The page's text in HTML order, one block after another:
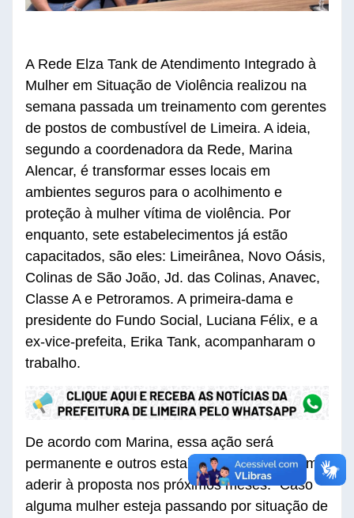
A Rede Elza Tank de Atendimento Integrado à
Mulher em Situação de Violência realizou na
semana passada um treinamento com gerentes
de postos de combustível de Limeira. A ideia,
segundo a coordenadora da Rede, Marina
Alencar, é transformar esses locais em
ambientes seguros para o acolhimento e
proteção à mulher vítima de violência. Por
enquanto, sete estabelecimentos já estão
capacitados, são eles: Limeirânea, Novo Oásis,
Colinas de São João, Jd. das Colinas, Anavec,
Classe A e Petroramos. A primeira-dama e
presidente do Fundo Social, Luciana Félix, e a
ex-vice-prefeita, Erika Tank, acompanharam o
trabalho.
De acordo com Marina, essa ação será
permanente e outros estabelecimentos devem
aderir à proposta nos próximos meses. “Caso
alguma mulher esteja passando por situação de